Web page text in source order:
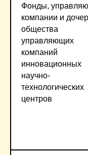
Фонды,
компании и
общества
управляющих
компаний
инновационных
научно-
технологических
центров